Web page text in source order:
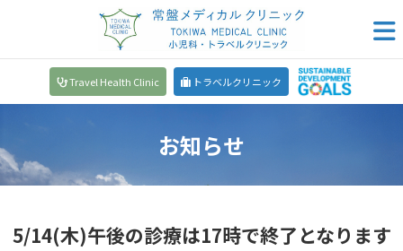
Travel Health Clinic トラベルクリニック
お知らせ
5/14(木)午後の診療は17時で終了となります